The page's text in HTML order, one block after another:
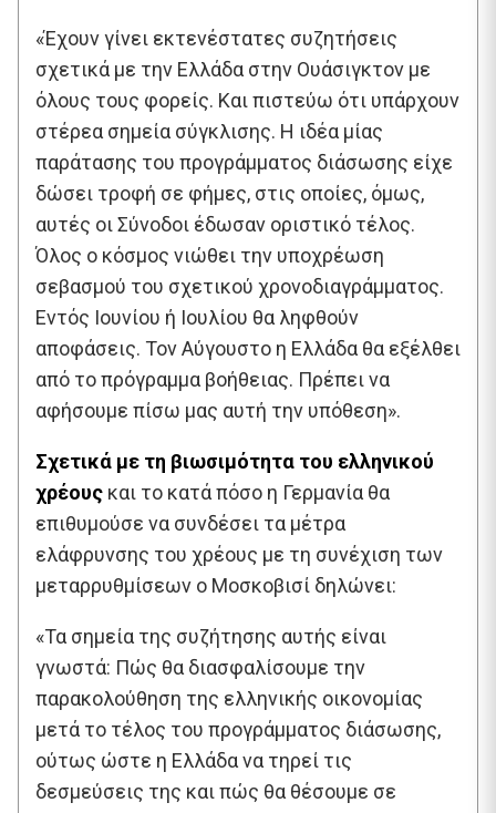
«Έχουν γίνει εκτενέστατες συζητήσεις
σχετικά με την Ελλάδα στην Ουάσιγκτον με
όλους τους φορείς. Και πιστεύω ότι υπάρχουν
στέρεα σημεία σύγκλισης. Η ιδέα μίας
παράτασης του προγράμματος διάσωσης είχε
δώσει τροφή σε φήμες, στις οποίες, όμως,
αυτές οι Σύνοδοι έδωσαν οριστικό τέλος.
Όλος ο κόσμος νιώθει την υποχρέωση
σεβασμού του σχετικού χρονοδιαγράμματος.
Εντός Ιουνίου ή Ιουλίου θα ληφθούν
αποφάσεις. Τον Αύγουστο η Ελλάδα θα εξέλθει
από το πρόγραμμα βοήθειας. Πρέπει να
αφήσουμε πίσω μας αυτή την υπόθεση».
Σχετικά με τη βιωσιμότητα του ελληνικού
χρέους και το κατά πόσο η Γερμανία θα
επιθυμούσε να συνδέσει τα μέτρα
ελάφρυνσης του χρέους με τη συνέχιση των
μεταρρυθμίσεων ο Μοσκοβισί δηλώνει:
«Τα σημεία της συζήτησης αυτής είναι
γνωστά: Πώς θα διασφαλίσουμε την
παρακολούθηση της ελληνικής οικονομίας
μετά το τέλος του προγράμματος διάσωσης,
ούτως ώστε η Ελλάδα να τηρεί τις
δεσμεύσεις της και πώς θα θέσουμε σε